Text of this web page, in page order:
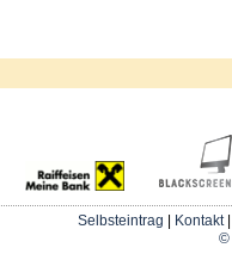
Selbsteintrag Kontakt
©